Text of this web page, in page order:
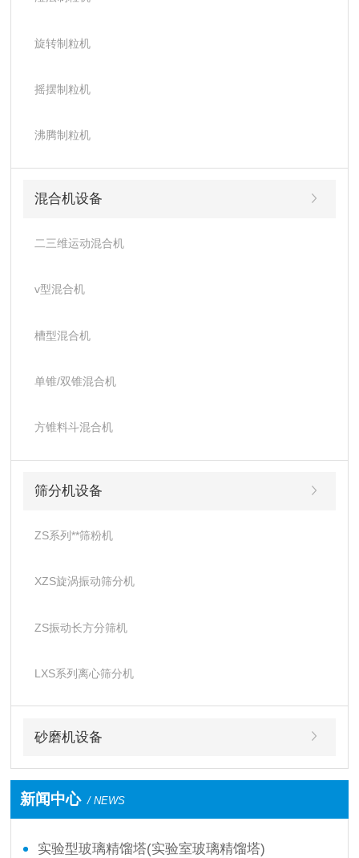
旋转制粒机
摇摆制粒机
沸腾制粒机
混合机设备
二三维运动混合机
v型混合机
槽型混合机
单锥/双锥混合机
方锥料斗混合机
筛分机设备
ZS系列**筛粉机
XZS旋涡振动筛分机
ZS振动长方分筛机
LXS系列离心筛分机
砂磨机设备
新闻中心 / NEWS
实验型玻璃精馏塔(实验室玻璃精馏塔)